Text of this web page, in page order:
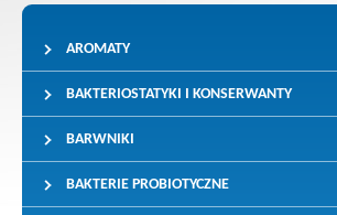
AROMATY
BAKTERIOSTATYKI I KONSERWANTY
BARWNIKI
BAKTERIE PROBIOTYCZNE